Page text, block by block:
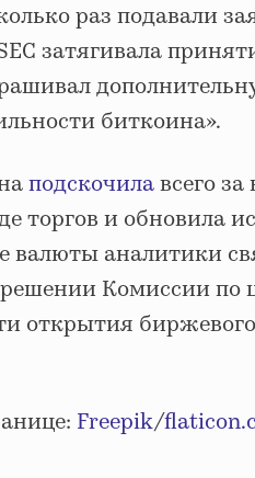
раз подавали
затягивала
биткоина».
подскочилавсего
торгов и обновила
валюты аналитики
Комиссии по
открытия
Freepik/